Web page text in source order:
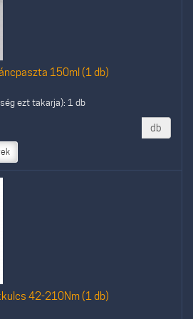
150ml (1 db)
ezt takarja): 1 db
db
42-210Nm (1 db)